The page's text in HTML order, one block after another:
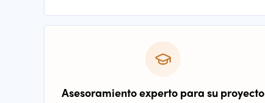
Asesoramiento experto para su proyecto